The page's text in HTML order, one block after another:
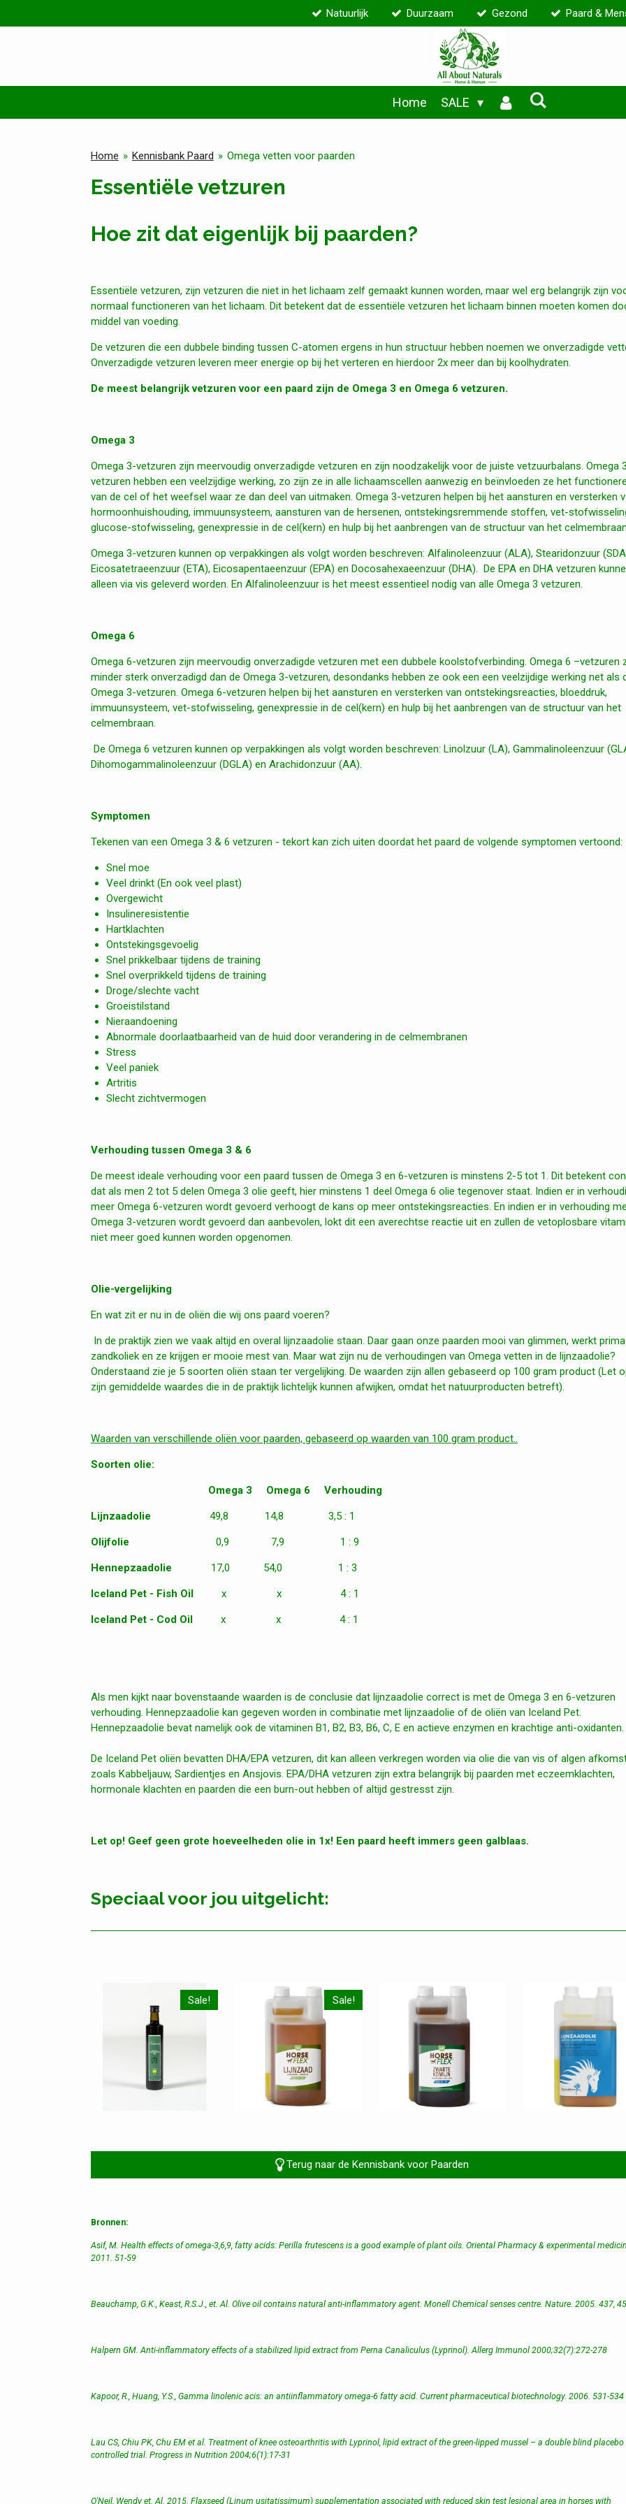
direct
Natuurlijk Duurzaam Gezond Paard &
Home SALE
Home » Kennisbank Paard » Omega vetten voor paarden
Essentiële vetzuren
Hoe zit dat eigenlijk bij paarden?
Essentiële vetzuren, zijn vetzuren die niet in het lichaam zelf gemaakt kunnen worden, maar wel erg belangrijk zijn
normaal functioneren van het lichaam. Dit betekent dat de essentiële vetzuren het lichaam binnen moeten komen
middel van voeding.
De vetzuren die een dubbele binding tussen C-atomen ergens in hun structuur hebben noemen we onverzadigde
Onverzadigde vetzuren leveren meer energie op bij het verteren en hierdoor 2x meer dan bij koolhydraten.
De meest belangrijk vetzuren voor een paard zijn de Omega 3 en Omega 6 vetzuren.
Omega 3
Omega 3-vetzuren zijn meervoudig onverzadigde vetzuren en zijn noodzakelijk voor de juiste vetzuurbalans. Omega
vetzuren hebben een veelzijdige werking, zo zijn ze in alle lichaamscellen aanwezig en beïnvloeden ze het
van de cel of het weefsel waar ze dan deel van uitmaken. Omega 3-vetzuren helpen bij het aansturen en versterken
hormoonhuishouding, immuunsysteem, aansturen van de hersenen, ontstekingsremmende stoffen, vet-
glucose-stofwisseling, genexpressie in de cel(kern) en hulp bij het aanbrengen van de structuur van het
Omega 3-vetzuren kunnen op verpakkingen als volgt worden beschreven: Alfalinoleenzuur (ALA), Stearidonzuur
Eicosatetraeenzuur (ETA), Eicosapentaeenzuur (EPA) en Docosahexaeenzuur (DHA). De EPA en DHA vetzuren
alleen via vis geleverd worden. En Alfalinoleenzuur is het meest essentieel nodig van alle Omega 3 vetzuren.
Omega 6
Omega 6-vetzuren zijn meervoudig onverzadigde vetzuren met een dubbele koolstofverbinding. Omega 6 –vetzuren
minder sterk onverzadigd dan de Omega 3-vetzuren, desondanks hebben ze ook een een veelzijdige werking net als
Omega 3-vetzuren. Omega 6-vetzuren helpen bij het aansturen en versterken van ontstekingsreacties, bloeddruk,
immuunsysteem, vet-stofwisseling, genexpressie in de cel(kern) en hulp bij het aanbrengen van de structuur van het
celmembraan.
De Omega 6 vetzuren kunnen op verpakkingen als volgt worden beschreven: Linolzuur (LA), Gammalinoleenzuur
Dihomogammalinoleenzuur (DGLA) en Arachidonzuur (AA).
Symptomen
Tekenen van een Omega 3 & 6 vetzuren - tekort kan zich uiten doordat het paard de volgende symptomen vertoond:
Snel moe
Veel drinkt (En ook veel plast)
Overgewicht
Insulineresistentie
Hartklachten
Ontstekingsgevoelig
Snel prikkelbaar tijdens de training
Snel overprikkeld tijdens de training
Droge/slechte vacht
Groeistilstand
Nieraandoening
Abnormale doorlaatbaarheid van de huid door verandering in de celmembranen
Stress
Veel paniek
Artritis
Slecht zichtvermogen
Verhouding tussen Omega 3 & 6
De meest ideale verhouding voor een paard tussen de Omega 3 en 6-vetzuren is minstens 2-5 tot 1. Dit betekent
dat als men 2 tot 5 delen Omega 3 olie geeft, hier minstens 1 deel Omega 6 olie tegenover staat. Indien er in
meer Omega 6-vetzuren wordt gevoerd verhoogt de kans op meer ontstekingsreacties. En indien er in verhouding
Omega 3-vetzuren wordt gevoerd dan aanbevolen, lokt dit een averechtse reactie uit en zullen de vetoplosbare
niet meer goed kunnen worden opgenomen.
Olie-vergelijking
En wat zit er nu in de oliën die wij ons paard voeren?
In de praktijk zien we vaak altijd en overal lijnzaadolie staan. Daar gaan onze paarden mooi van glimmen, werkt
zandkoliek en ze krijgen er mooie mest van. Maar wat zijn nu de verhoudingen van Omega vetten in de lijnzaadolie?
Onderstaand zie je 5 soorten oliën staan ter vergelijking. De waarden zijn allen gebaseerd op 100 gram product (Let
zijn gemiddelde waardes die in de praktijk lichtelijk kunnen afwijken, omdat het natuurproducten betreft).
Waarden van verschillende oliën voor paarden, gebaseerd op waarden van 100 gram product..
Soorten olie:
Omega 3 Omega 6 Verhouding
Lijnzaadolie 49,8 14,8 3,5 : 1
Olijfolie 0,9 7,9 1 : 9
Hennepzaadolie 17,0 54,0 1 : 3
Iceland Pet - Fish Oil x x 4 : 1
Iceland Pet - Cod Oil x x 4 : 1
Als men kijkt naar bovenstaande waarden is de conclusie dat lijnzaadolie correct is met de Omega 3 en 6-vetzuren
verhouding. Hennepzaadolie kan gegeven worden in combinatie met lijnzaadolie of de oliën van Iceland Pet.
Hennepzaadolie bevat namelijk ook de vitaminen B1, B2, B3, B6, C, E en actieve enzymen en krachtige anti-oxidanten.
De Iceland Pet oliën bevatten DHA/EPA vetzuren, dit kan alleen verkregen worden via olie die van vis of algen
zoals Kabbeljauw, Sardientjes en Ansjovis. EPA/DHA vetzuren zijn extra belangrijk bij paarden met eczeemklachten,
hormonale klachten en paarden die een burn-out hebben of altijd gestresst zijn.
Let op! Geef geen grote hoeveelheden olie in 1x! Een paard heeft immers geen galblaas.
Speciaal voor jou uitgelicht:
Sale! Sale!
Terug naar de Kennisbank voor Paarden
Bronnen:
Asif, M. Health effects of omega-3,6,9, fatty acids: Perilla frutescens is a good example of plant oils. Oriental Pharmacy & experimental
2011. 51-59
Beauchamp, G.K., Keast, R.S.J., et. Al. Olive oil contains natural anti-inflammatory agent. Monell Chemical senses centre. Nature. 2005. 437,
Halpern GM. Anti-inflammatory effects of a stabilized lipid extract from Perna Canaliculus (Lyprinol). Allerg Immunol 2000;32(7):272-278
Kapoor, R., Huang, Y.S., Gamma linolenic acis: an antiinflammatory omega-6 fatty acid. Current pharmaceutical biotechnology. 2006. 531-534
Lau CS, Chiu PK, Chu EM et al. Treatment of knee osteoarthritis with Lyprinol, lipid extract of the green-lipped mussel – a double blind placebo
controlled trial. Progress in Nutrition 2004;6(1):17-31
O'Neil, Wendy et. Al. 2015. Flaxseed (Linum usitatissimum) supplementation associated with reduced skin test lesional area in horses with